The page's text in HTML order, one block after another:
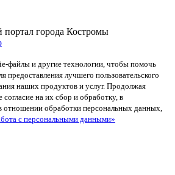
портал города Костромы
файлы и другие технологии, чтобы помочь
предоставления лучшего пользовательского
наших продуктов и услуг. Продолжая
согласие на их сбор и обработку, в
отношении обработки персональных данных,
с персональными данными»